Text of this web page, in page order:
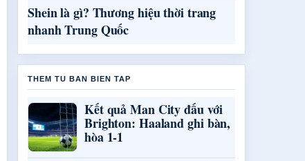
Shein là gì? Thương hiệu thời trang
nhanh Trung Quốc
THEM TU BAN BIEN TAP
Kết quả Man City đấu với
Brighton: Haaland ghi bàn,
hòa 1-1